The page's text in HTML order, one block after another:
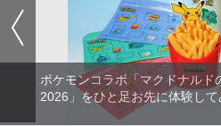
ポケモンコラボ「マクドナルド
2026」をひと足お先に体験し